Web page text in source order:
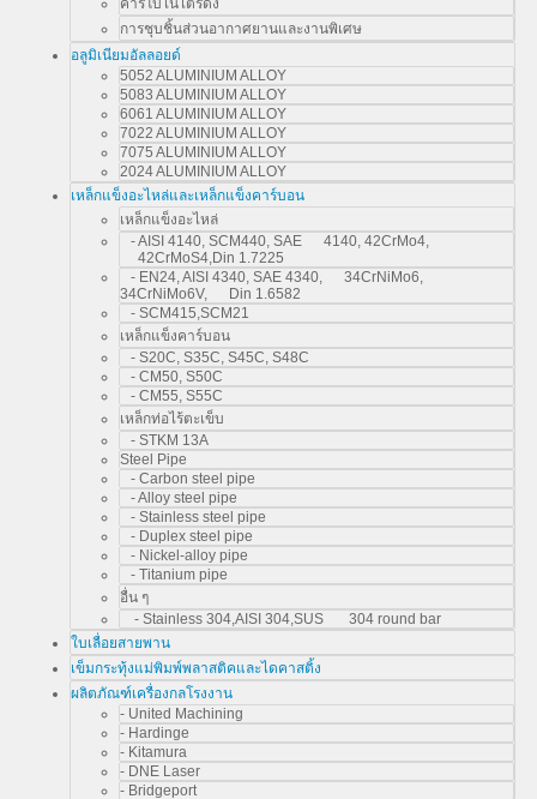
คาร์โบไนไตรดิ้ง
การชุบชิ้นส่วนอากาศยานและงานพิเศษ
อลูมิเนียมอัลลอยด์
5052 ALUMINIUM ALLOY
5083 ALUMINIUM ALLOY
6061 ALUMINIUM ALLOY
7022 ALUMINIUM ALLOY
7075 ALUMINIUM ALLOY
2024 ALUMINIUM ALLOY
เหล็กแข็งอะไหล่และเหล็กแข็งคาร์บอน
เหล็กแข็งอะไหล่
- AISI 4140, SCM440, SAE 4140, 42CrMo4,
42CrMoS4,Din 1.7225
- EN24, AISI 4340, SAE 4340, 34CrNiMo6,
34CrNiMo6V, Din 1.6582
- SCM415,SCM21
เหล็กแข็งคาร์บอน
- S20C, S35C, S45C, S48C
- CM50, S50C
- CM55, S55C
เหล็กท่อไร้ตะเข็บ
- STKM 13A
Steel Pipe
- Carbon steel pipe
- Alloy steel pipe
- Stainless steel pipe
- Duplex steel pipe
- Nickel-alloy pipe
- Titanium pipe
อื่น ๆ
- Stainless 304,AISI 304,SUS 304 round bar
ใบเลื่อยสายพาน
เข็มกระทุ้งแม่พิมพ์พลาสติคและไดคาสติ้ง
ผลิตภัณฑ์เครื่องกลโรงงาน
- United Machining
- Hardinge
- Kitamura
- DNE Laser
- Bridgeport